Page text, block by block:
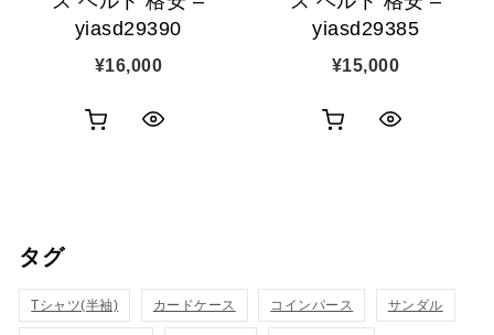
yiasd29390
¥16,000
yiasd29385
¥15,000
タグ
Tシャツ(半袖) カードケース コインパース サンダル